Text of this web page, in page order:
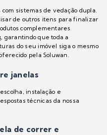
sistemas de vedação dupla.
de outros itens para finalizar
complementares
, garantindo que toda a
do seu imóvel siga o mesmo
pela Soluwan.
janelas
instalação e
técnicas da nossa
de correr e